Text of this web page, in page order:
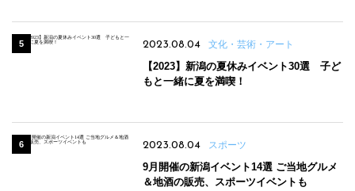
2023.08.04 文化・芸術・アート
【2023】新潟の夏休みイベント30選 子ど
もと一緒に夏を満喫！
2023.08.04 スポーツ
9月開催の新潟イベント14選 ご当地グルメ
＆地酒の販売、スポーツイベントも